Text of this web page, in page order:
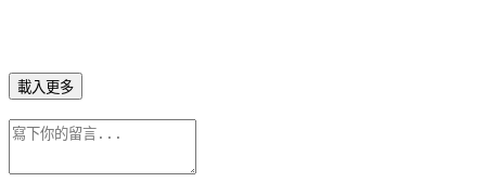
載入更多